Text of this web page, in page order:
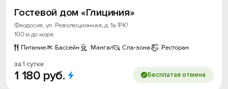
Гостевой дом «Глициния»
Феодосия, ул. Революционная, д. 1а !РК!
100 м до моря
Питание
Бассейн Мангал Спа-зона Ресторан
за 1 сутки
1 180 руб. Бесплатая отмена